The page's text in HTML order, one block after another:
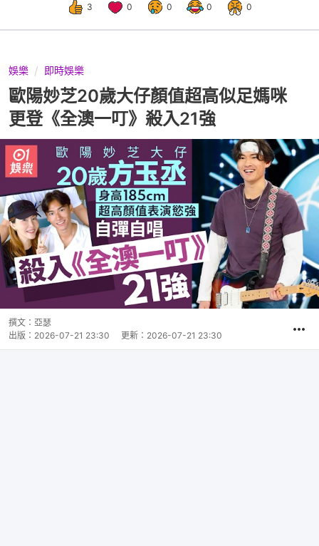
3 0 0 0 0
娛樂 即時娛樂
歐陽妙芝20歲大仔顏值超高似足媽咪
更登《全澳一叮》殺入21強
撰文： 亞瑟
出版： 2026-07-21 23:30 更新： 2026-07-21 23:30